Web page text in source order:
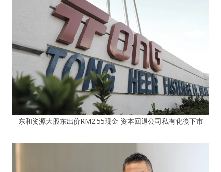
东和资源大股东出价RM2.55现金 资本回退公司私有化後下市